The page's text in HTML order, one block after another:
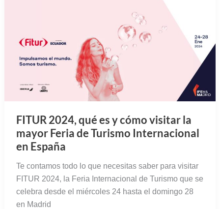
FITUR 2024, qué es y cómo visitar la
mayor Feria de Turismo Internacional
en España
Te contamos todo lo que necesitas saber para visitar
FITUR 2024, la Feria Internacional de Turismo que se
celebra desde el miércoles 24 hasta el domingo 28
en Madrid